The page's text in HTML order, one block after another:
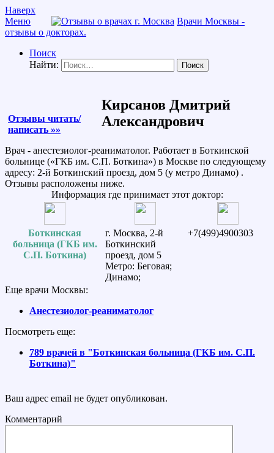
Наверх
Меню
Врачи Москвы -
отзывы о докторах.
Поиск
Найти:
Отзывы читать/
написать »»
Кирсанов Дмитрий
Александрович
Врач - анестезиолог-реаниматолог. Работает в Боткинской
больнице («ГКБ им. С.П. Боткина») в Москве по следующему
адресу: 2-й Боткинский проезд, дом 5 (у метро Динамо) .
Отзывы расположены ниже.
Информация где принимает этот доктор:
Боткинская
больница (ГКБ им.
С.П. Боткина)
г. Москва, 2-й
Боткинский
проезд, дом 5
Метро: Беговая;
Динамо;
+7(499)4900303
Еще врачи Москвы:
Анестезиолог-реаниматолог
Посмотреть еще:
789 врачей в "Боткинская больница (ГКБ им. С.П.
Боткина)"
Ваш адрес email не будет опубликован.
Комментарий